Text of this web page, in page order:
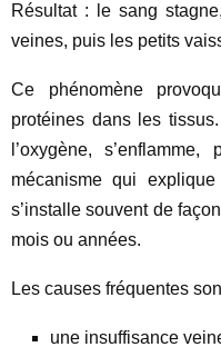
Résultat : le sang
veines, puis les petits
Ce phénomène
protéines dans les
l’oxygène,
mécanisme qui
s’installe souvent de
mois ou années.
Les causes fréquentes
une insuffisance